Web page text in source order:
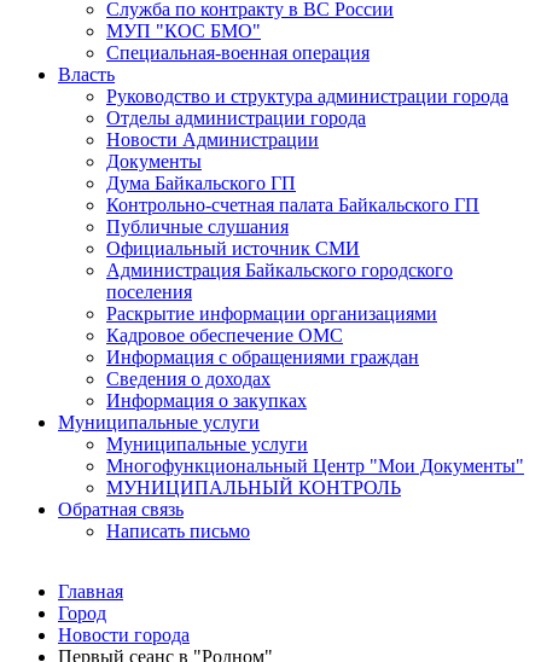
Служба по контракту в ВС России
МУП "КОС БМО"
Специальная-военная операция
Власть
Руководство и структура администрации города
Отделы администрации города
Новости Администрации
Документы
Дума Байкальского ГП
Контрольно-счетная палата Байкальского ГП
Публичные слушания
Официальный источник СМИ
Администрация Байкальского городского
поселения
Раскрытие информации организациями
Кадровое обеспечение ОМС
Информация с обращениями граждан
Сведения о доходах
Информация о закупках
Муниципальные услуги
Муниципальные услуги
Многофункциональный Центр "Мои Документы"
МУНИЦИПАЛЬНЫЙ КОНТРОЛЬ
Обратная связь
Написать письмо
Главная
Город
Новости города
Первый сеанс в "Родном"